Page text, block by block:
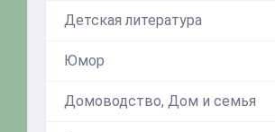
Детская литература
Юмор
Домоводство, Дом и семья